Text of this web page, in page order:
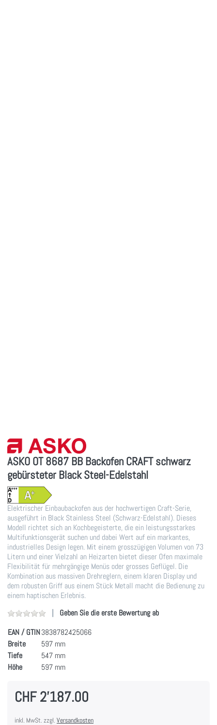
ASKO OT 8687 BB Backofen CRAFT schwarz
gebürsteter Black Steel-Edelstahl
Elektrischer Einbaubackofen aus der hochwertigen Craft-Serie,
ausgeführt in Black Stainless Steel (Schwarz-Edelstahl). Dieses
Modell richtet sich an Kochbegeisterte, die ein leistungsstarkes
Multifunktionsgerät suchen und dabei Wert auf ein markantes,
industrielles Design legen. Mit einem grosszügigen Volumen von 73
Litern und einer Vielzahl an Heizarten bietet dieser Ofen maximale
Flexibilität für mehrgängige Menüs oder grosses Geflügel. Die
Kombination aus massiven Drehreglern, einem klaren Display und
dem robusten Griff aus einem Stück Metall macht die Bedienung zu
einem haptischen Erlebnis.
Geben Sie die erste Bewertung ab
EAN / GTIN3838782425066
Breite
597 mm
Tiefe
547 mm
Höhe
597 mm
CHF 2'187.00
inkl. MwSt. zzgl. Versandkosten